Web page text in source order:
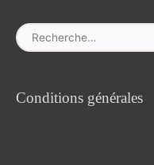
Rechercher :
Conditions générales